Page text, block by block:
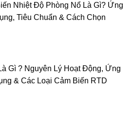
Nhiệt Độ Phòng Nổ Là Gì? Ứng
Tiêu Chuẩn & Cách Chọn
Gì ? Nguyên Lý Hoạt Động, Ứng
& Các Loại Cảm Biến RTD